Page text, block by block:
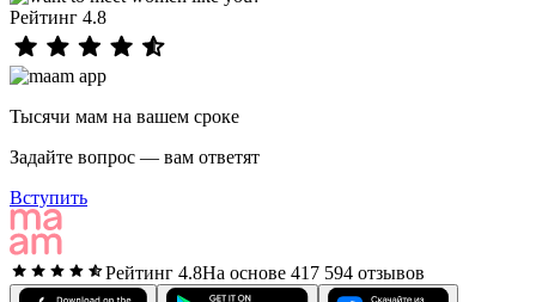
Рейтинг 4.8
Тысячи мам на вашем сроке
Задайте вопрос — вам ответят
Вступить
Рейтинг 4.8На основе 417 594 отзывов